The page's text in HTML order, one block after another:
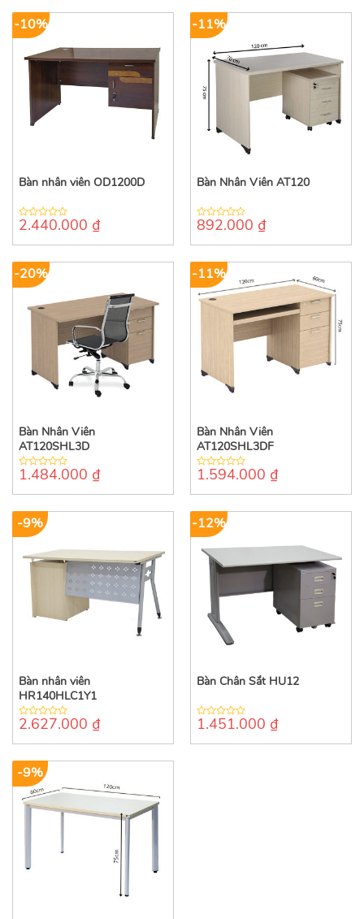
-10%
Bàn nhân viên OD1200D
0
of
2.440.000 ₫
-11%
Bàn Nhân Viên AT120
0
of
892.000 ₫
-20%
Bàn Nhân Viên
AT120SHL3D
0
of
1.484.000 ₫
-11%
Bàn Nhân Viên
AT120SHL3DF
0
of
1.594.000 ₫
-9%
Bàn nhân viên
HR140HLC1Y1
0
of
2.627.000 ₫
-12%
Bàn Chân Sắt HU12
0
of
1.451.000 ₫
-9%